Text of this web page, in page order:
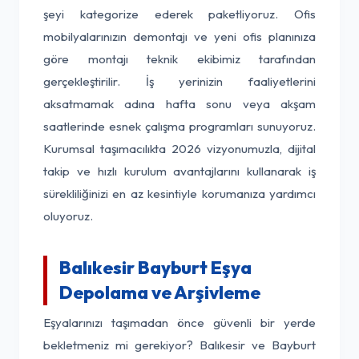
şeyi kategorize ederek paketliyoruz. Ofis
mobilyalarınızın demontajı ve yeni ofis planınıza
göre montajı teknik ekibimiz tarafından
gerçekleştirilir. İş yerinizin faaliyetlerini
aksatmamak adına hafta sonu veya akşam
saatlerinde esnek çalışma programları sunuyoruz.
Kurumsal taşımacılıkta 2026 vizyonumuzla, dijital
takip ve hızlı kurulum avantajlarını kullanarak iş
sürekliliğinizi en az kesintiyle korumanıza yardımcı
oluyoruz.
Balıkesir Bayburt Eşya
Depolama ve Arşivleme
Eşyalarınızı taşımadan önce güvenli bir yerde
bekletmeniz mi gerekiyor? Balıkesir ve Bayburt